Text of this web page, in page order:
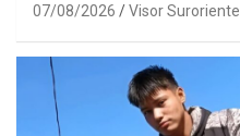
07/08/2026 Visor Suroriente